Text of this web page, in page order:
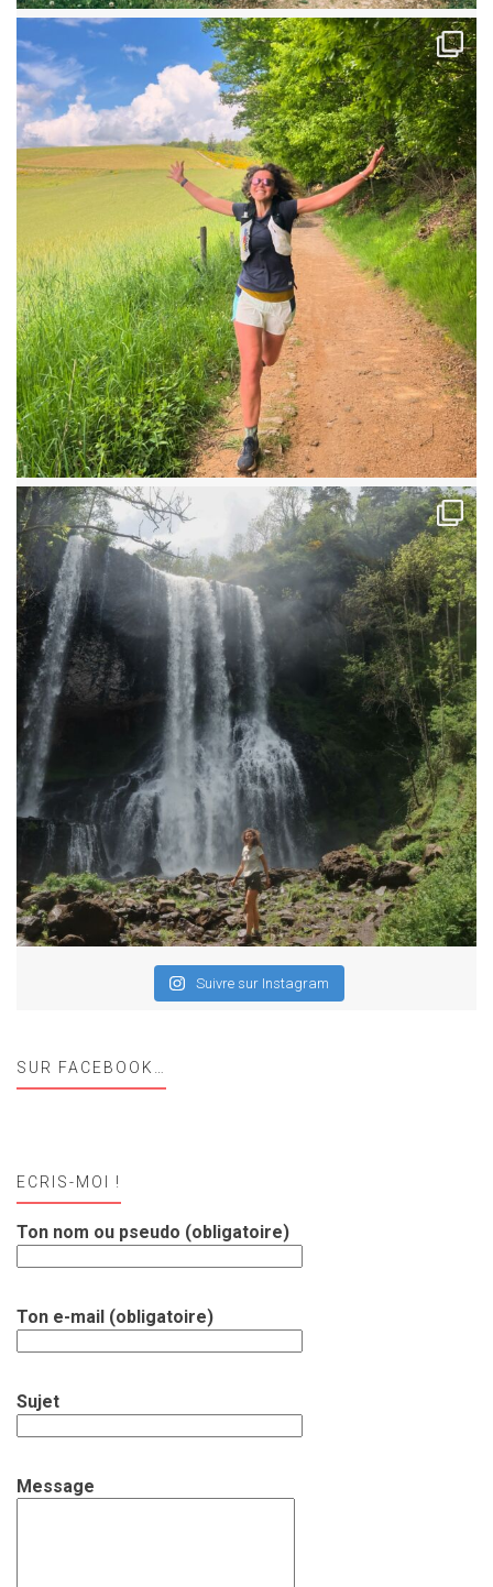
Suivre sur Instagram
SUR FACEBOOK…
ECRIS-MOI !
Ton nom ou pseudo (obligatoire)
Ton e-mail (obligatoire)
Sujet
Message